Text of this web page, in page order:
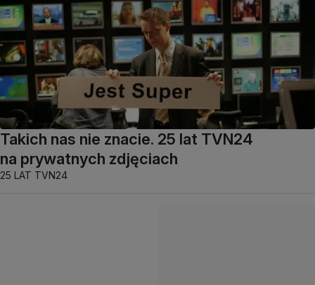
Takich nas nie znacie. 25 lat TVN24
na prywatnych zdjęciach
25 LAT TVN24